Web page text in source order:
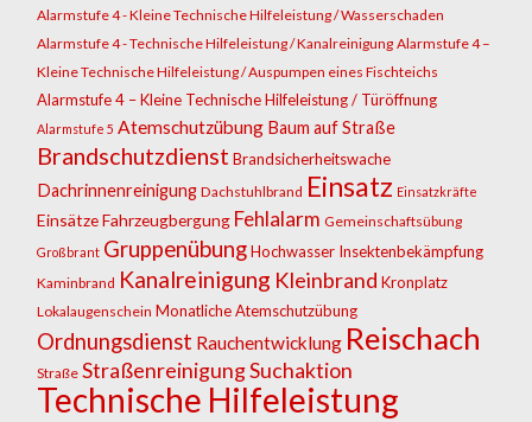
Alarmstufe 4 - Kleine Technische Hilfeleistung / Wasserschaden
Alarmstufe 4 - Technische Hilfeleistung / Kanalreinigung Alarmstufe 4 –
Kleine Technische Hilfeleistung / Auspumpen eines Fischteichs
Alarmstufe 4 – Kleine Technische Hilfeleistung / Türöffnung
Alarmstufe 5 Atemschutzübung Baum auf Straße
Brandschutzdienst Brandsicherheitswache
Dachrinnenreinigung Dachstuhlbrand Einsatz Einsatzkräfte
EinsätzeFahrzeugbergung Fehlalarm Gemeinschaftsübung
Großbrant Gruppenübung Hochwasser Insektenbekämpfung
Kaminbrand Kanalreinigung Kleinbrand Kronplatz
Lokalaugenschein Monatliche Atemschutzübung
Ordnungsdienst Rauchentwicklung Reischach
Straße StraßenreinigungSuchaktion
Technische Hilfeleistung